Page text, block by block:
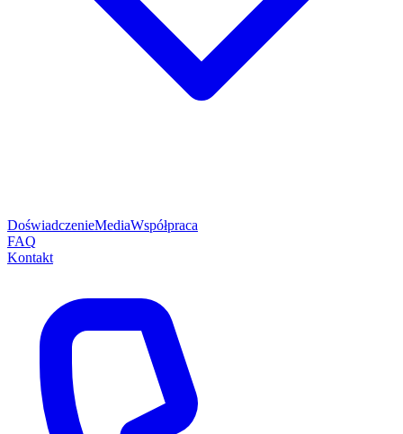
DoświadczenieMediaWspółpraca
FAQ
Kontakt